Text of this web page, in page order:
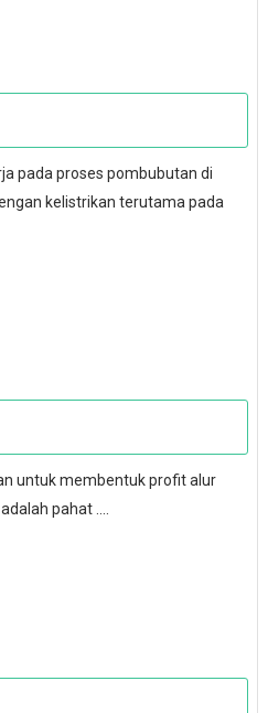
pada proses pombubutan di
kelistrikan terutama pada
untuk membentuk profit alur
pahat ....